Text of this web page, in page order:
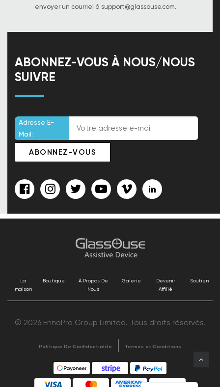
envoyer un courriel à support@glassouse.com.
ABONNEZ-VOUS À NOUS/NOUS
SUIVRE
Adresse E-
Mail:
La
maison
Boutique
À Propos De
Nous
Galerie
Devenir
Affilié
Soutien
© 2026 EnnoPro Group Limited. Tous droits réservés.
Politique De Confidentialité Termes et Conditions